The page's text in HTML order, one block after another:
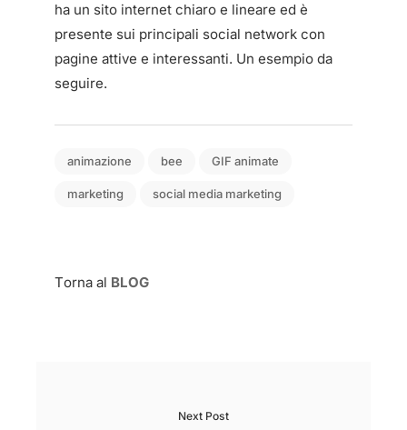
ha un sito internet chiaro e lineare ed è
presente sui principali social network con
pagine attive e interessanti. Un esempio da
seguire.
animazione bee GIF animate
marketing social media marketing
Torna al BLOG
Next Post